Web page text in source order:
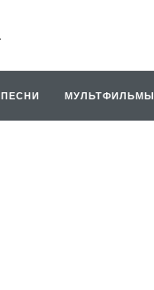
ПЕСНИ МУЛЬТФИЛЬМЫ